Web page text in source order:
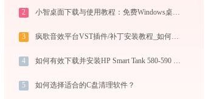
2 小智桌面下载与使用教程：免费Windows桌面整理+AI智能搜索效率工具
3 疯歌音效平台VST插件/补丁安装教程_如何加载插件效果包
4 如何有效下载并安装HP Smart Tank 580-590 series PCL3 (V3)打印机驱动？全方位指导手册
5 如何选择适合的C盘清理软件？